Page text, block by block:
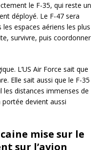
le F-35, qui reste un
déployé. Le F-47 sera
espaces aériens les plus
survivre, puis coordonner
L’US Air Force sait que
Elle sait aussi que le F-35
les distances immenses de
portée devient aussi
mise sur le
sur l’avion